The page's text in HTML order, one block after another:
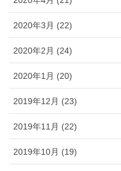
2020年3月 (22)
2020年2月 (24)
2020年1月 (20)
2019年12月 (23)
2019年11月 (22)
2019年10月 (19)